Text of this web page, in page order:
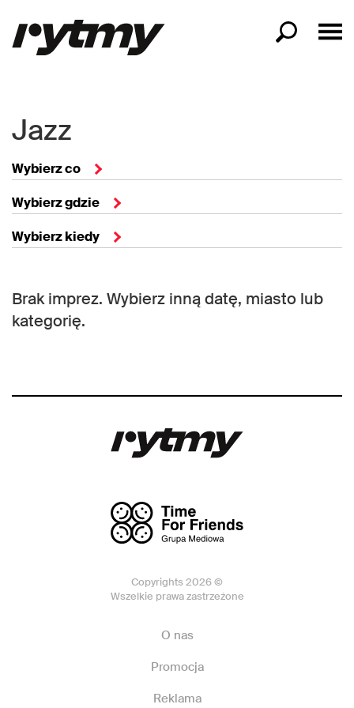
Jazz
Wybierz co
Wybierz gdzie
Wybierz kiedy
Brak imprez. Wybierz inną datę, miasto lub
kategorię.
Copyrights 2026 ©
Wszelkie prawa zastrzeżone
O nas
Promocja
Reklama